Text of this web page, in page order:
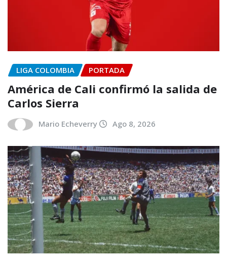
LIGA COLOMBIA PORTADA
América de Cali confirmó la salida de
Carlos Sierra
Mario Echeverry Ago 8, 2026